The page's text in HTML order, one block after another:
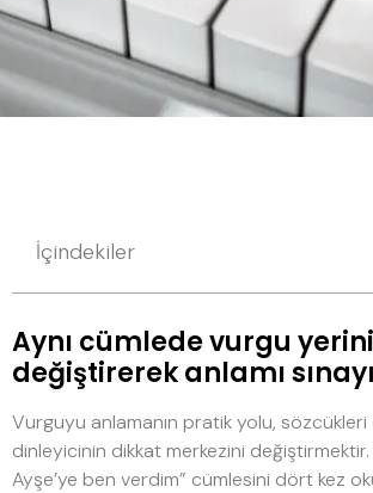
İçindekiler
Aynı cümlede vurgu yerini
değiştirerek anlamı
Vurguyu anlamanın pratik yolu,
dinleyicinin dikkat merkezini değiştirmektir.
Ayşe’ye ben verdim” cümlesini dört kez